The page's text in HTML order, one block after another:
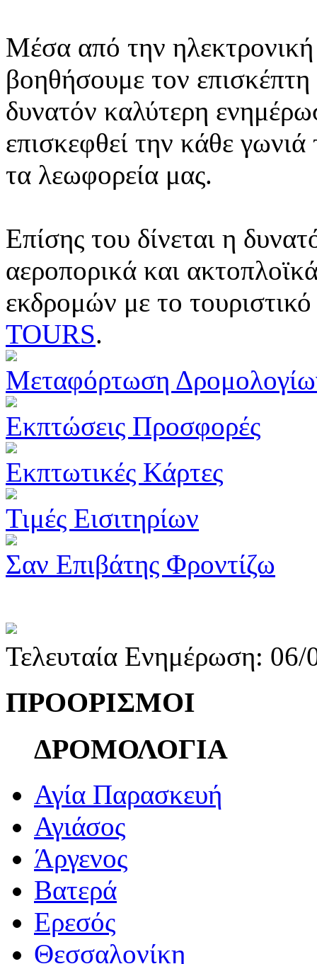
Μέσα από την ηλεκτρονική
βοηθήσουμε τον
δυνατόν καλύτερη
επισκεφθεί την κάθε
τα λεωφορεία μας.
Επίσης του δίνεται η
αεροπορικά και
εκδρομών με το
TOURS.
Μεταφόρτωση
Εκπτώσεις Προσφορές
Εκπτωτικές Κάρτες
Τιμές Εισιτηρίων
Σαν Επιβάτης Φροντίζω
Τελευταία Ενημέρωση:
ΠΡΟΟΡΙΣΜΟΙ
ΔΡΟΜΟΛΟΓΙΑ
Αγία Παρασκευή
Αγιάσος
Άργενος
Βατερά
Ερεσός
Θεσσαλονίκη